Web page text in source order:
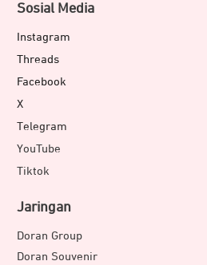
Sosial Media
Instagram
Threads
Facebook
X
Telegram
YouTube
Tiktok
Jaringan
Doran Group
Doran Souvenir